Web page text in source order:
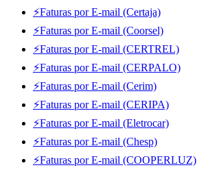
⚡Faturas por E-mail (Certaja)
⚡Faturas por E-mail (Coorsel)
⚡Faturas por E-mail (CERTREL)
⚡Faturas por E-mail (CERPALO)
⚡Faturas por E-mail (Cerim)
⚡Faturas por E-mail (CERIPA)
⚡Faturas por E-mail (Eletrocar)
⚡Faturas por E-mail (Chesp)
⚡Faturas por E-mail (COOPERLUZ)